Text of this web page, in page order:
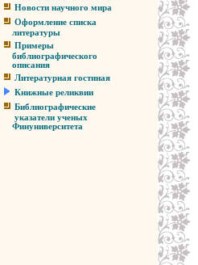
Новости научного мира
Оформление списка
литературы
Примеры
библиографического
описания
Литературная гостиная
Книжные реликвии
Библиографические
указатели ученых
Финуниверситета